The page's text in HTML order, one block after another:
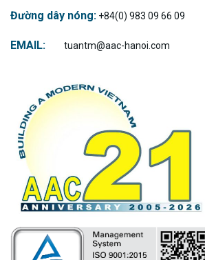
Đường dây nóng: +84(0) 983 09 66 09
EMAIL: tuantm@aac-hanoi.com